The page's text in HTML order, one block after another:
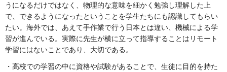
うになるだけではなく、物理的な意味を細かく勉強し理解した上
で、できるようになったということを学生たちにも認識してもらい
たい。海外では、あえて手作業で行う日本とは違い、機械による学
習が進んでいる。実際に先生が横に立って指導することはリモート
学習にはないことであり、大切である。
・高校での学習の中に資格や試験があることで、生徒に目的を持た